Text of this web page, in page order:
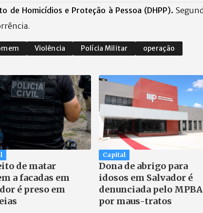
de Homicídios e Proteção à Pessoa (DHPP).
Violência Polícia Militar operação
de matar
a facadas em
é preso em
Capital
Dona de abrigo para
idosos em Salvador é
denunciada pelo MPBA
por maus-tratos